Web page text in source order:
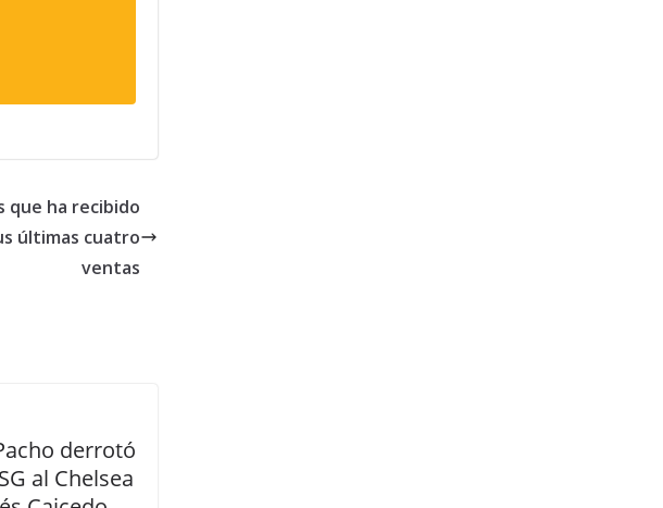
que ha recibido
últimas cuatro
ventas
derrotó
al Chelsea